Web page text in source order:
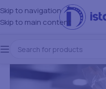
Skip to navigation
Skip to main content